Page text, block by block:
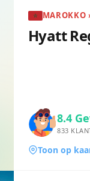
Hyatt
8.4
833
Toon op